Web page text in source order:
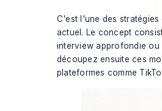
C'est l'une des
actuel. Le concept
interview approfondie ou
découpez ensuite ces
plateformes comme